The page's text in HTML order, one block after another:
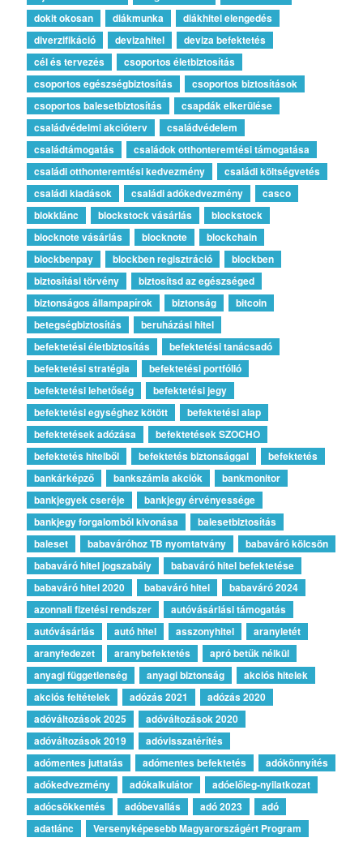
dokit okosan
diákmunka
diákhitel elengedés
diverzifikáció
devizahitel
deviza befektetés
cél és tervezés
csoportos életbiztosítás
csoportos egészségbiztosítás
csoportos biztosítások
csoportos balesetbiztosítás
csapdák elkerülése
családvédelmi akcióterv
családvédelem
családtámogatás
családok otthonteremtési támogatása
családi otthonteremtési kedvezmény
családi költségvetés
családi kiadások
családi adókedvezmény
casco
blokklánc
blockstock vásárlás
blockstock
blocknote vásárlás
blocknote
blockchain
blockbenpay
blockben regisztráció
blockben
biztosítási törvény
biztosítsd az egészséged
biztonságos állampapírok
biztonság
bitcoin
betegségbiztosítás
beruházási hitel
befektetési életbiztosítás
befektetési tanácsadó
befektetési stratégia
befektetési portfólió
befektetési lehetőség
befektetési jegy
befektetési egységhez kötött
befektetési alap
befektetések adózása
befektetések SZOCHO
befektetés hitelből
befektetés biztonsággal
befektetés
bankárképző
bankszámla akciók
bankmonitor
bankjegyek cseréje
bankjegy érvényessége
bankjegy forgalomból kivonása
balesetbiztosítás
baleset
babaváróhoz TB nyomtatvány
babaváró kölcsön
babaváró hitel jogszabály
babaváró hitel befektetése
babaváró hitel 2020
babaváró hitel
babaváró 2024
azonnali fizetési rendszer
autóvásárlási támogatás
autóvásárlás
autó hitel asszonyhitel
aranyletét
aranyfedezet
aranybefektetés
apró betűk nélkül
anyagi függetlenség
anyagi biztonság
akciós hitelek
akciós feltételek
adózás 2021
adózás 2020
adóváltozások 2025
adóváltozások 2020
adóváltozások 2019
adóvisszatérítés
adómentes juttatás
adómentes befektetés
adókönnyítés
adókedvezmény
adókalkulátor
adóelőleg-nyilatkozat
adócsökkentés
adóbevallás adó 2023
adó
adatlánc
Versenyképesebb Magyarországért Program